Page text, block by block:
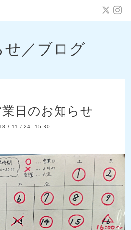
せ／ブログ
日のお知らせ
/ 11 /24 15:30